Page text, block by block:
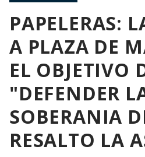
PAPELERAS:
A PLAZA DE
EL OBJETIVO
"DEFENDER
SOBERANIA
RESALTO LA